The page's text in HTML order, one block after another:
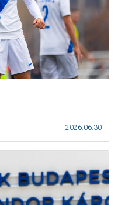
2026.06.30